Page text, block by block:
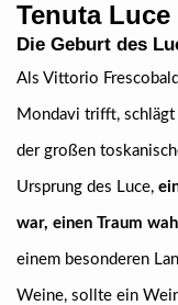
Tenuta
Die Geburt des
Als Vittorio
Mondavi trifft,
der großen
Ursprung des Luce,
war, einen Traum
einem besonderen
Weine, sollte ein